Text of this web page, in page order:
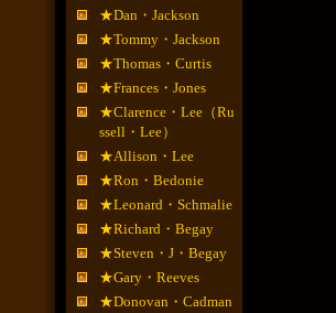
★Dan・Jackson
★Tommy・Jackson
★Thomas・Curtis
★Frances・Jones
★Clarence・Lee（Ru
ssell・Lee）
★Allison・Lee
★Ron・Bedonie
★Leonard・Schmalie
★Richard・Begay
★Steven・J・Begay
★Gary・Reeves
★Donovan・Cadman